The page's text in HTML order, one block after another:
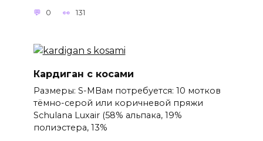
0 131
Кардиган с косами
Размеры: S-MВам потребуется: 10 мотков
тёмно-серой или коричневой пряжи
Schulana Luxair (58% альпака, 19%
полиэстера, 13%